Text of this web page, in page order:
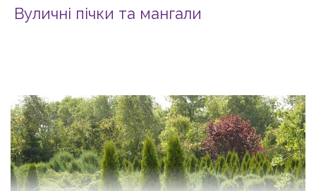
Вуличні пічки та мангали